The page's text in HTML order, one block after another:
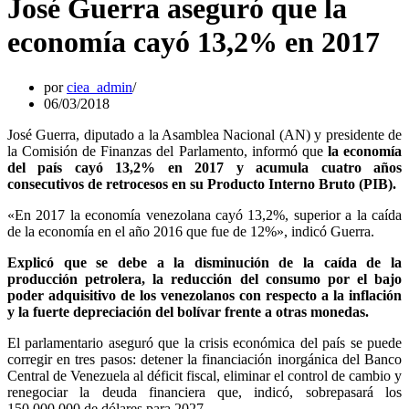
José Guerra aseguró que la
economía cayó 13,2% en 2017
porciea_admin
06/03/2018
José Guerra, diputado a la Asamblea Nacional (AN) y presidente de
la Comisión de Finanzas del Parlamento, informó que la economía
del país cayó 13,2% en 2017 y acumula cuatro años
consecutivos de retrocesos en su Producto Interno Bruto (PIB).
«En 2017 la economía venezolana cayó 13,2%, superior a la caída
de la economía en el año 2016 que fue de 12%», indicó Guerra.
Explicó que se debe a la disminución de la caída de la
producción petrolera, la reducción del consumo por el bajo
poder adquisitivo de los venezolanos con respecto a la inflación
y la fuerte depreciación del bolívar frente a otras monedas.
El parlamentario aseguró que la crisis económica del país se puede
corregir en tres pasos: detener la financiación inorgánica del Banco
Central de Venezuela al déficit fiscal, eliminar el control de cambio y
renegociar la deuda financiera que, indicó, sobrepasará los